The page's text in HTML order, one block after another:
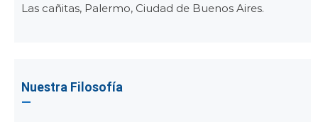
Las cañitas, Palermo, Ciudad de Buenos Aires.
Nuestra Filosofía